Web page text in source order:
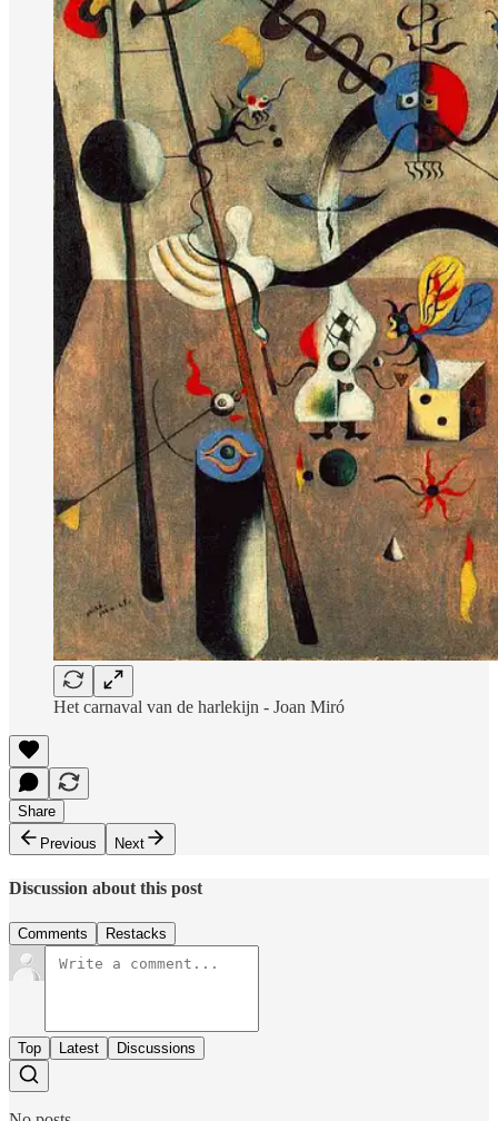
Het carnaval van de harlekijn - Joan Miró
Share
Previous
Next
Discussion about this post
Comments Restacks
Top Latest Discussions